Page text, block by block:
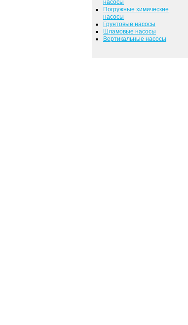
насосы
Погружные химические
насосы
Грунтовые насосы
Шламовые насосы
Вертикальные насосы